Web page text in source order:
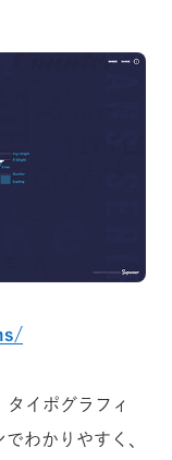
イポグラフィ
わかりやすく、